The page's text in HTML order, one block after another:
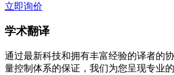
立即询价
学术翻译
通过最新科技和拥有丰富经验的译者的
量控制体系的保证，我们为您呈现专业